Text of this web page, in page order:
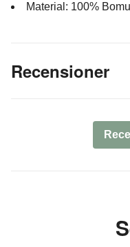
Material: 100% Bomull
Recensioner